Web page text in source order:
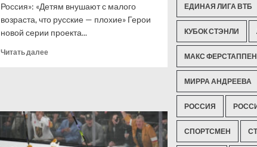
Россия»: «Детям внушают с малого
возраста, что русские — плохие» Герои
новой серии проекта...
Читать далееПрочитать
проекта
«Семья
—
ЕДИНАЯ ЛИГА ВТБ
КУБОК СТЭНЛИ
МАКС ФЕРСТАППЕН
МИРРА АНДРЕЕВА
РОССИЯ
СПОРТСМЕН